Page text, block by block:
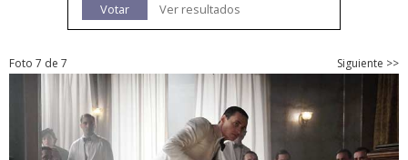
Votar
Ver resultados
Foto 7 de 7 Siguiente >>